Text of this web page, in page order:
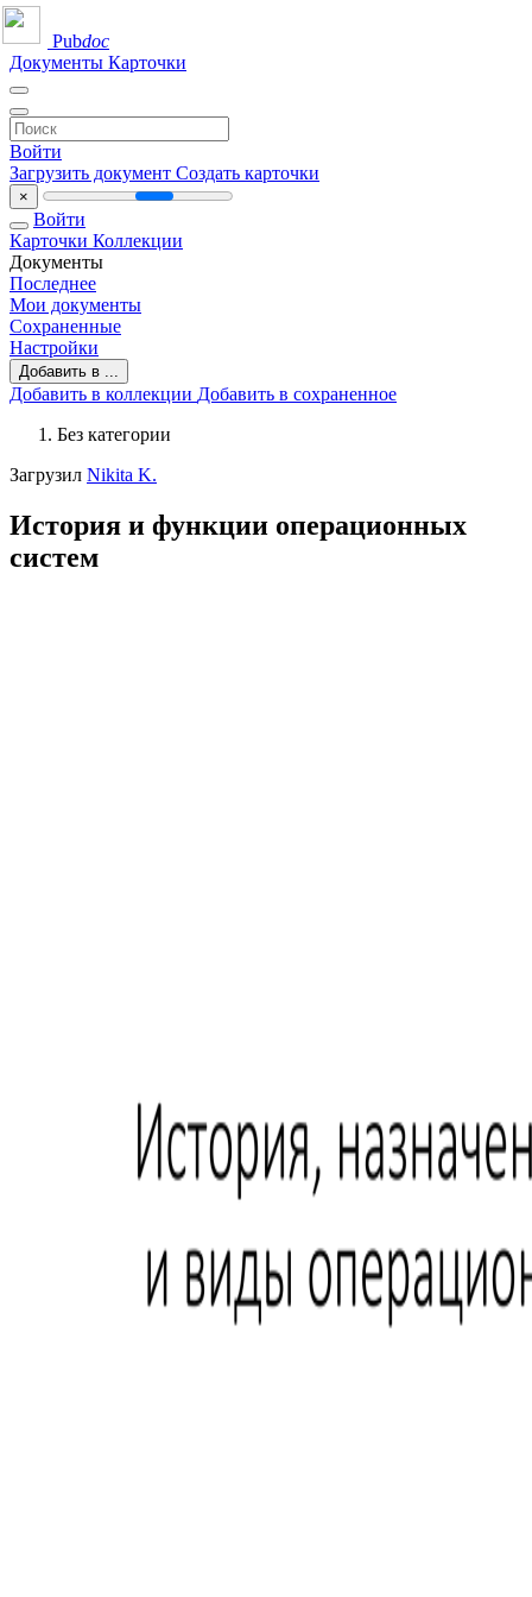
Pubdoc
Документы Карточки
Войти
Загрузить документ Создать карточки
×
Войти
Карточки Коллекции
Документы
Последнее
Мои документы
Сохраненные
Настройки
Добавить в ...
Добавить в коллекции Добавить в сохраненное
Без категории
Загрузил Nikita K.
История и функции операционных
систем